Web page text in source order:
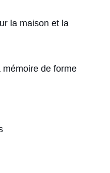
la maison et la
de forme